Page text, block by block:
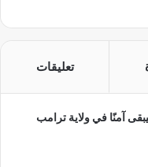
تعليقات
آمنًا في ولاية ترامب